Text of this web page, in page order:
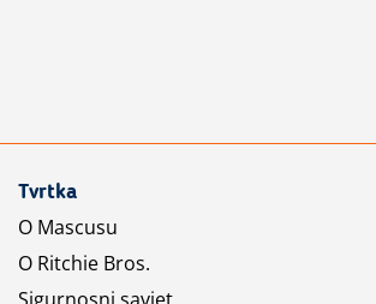
Tvrtka
O Mascusu
O Ritchie Bros.